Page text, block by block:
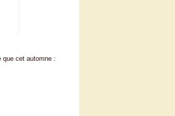
que cet automne :